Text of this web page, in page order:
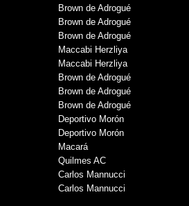
Brown de Adrogué
Brown de Adrogué
Brown de Adrogué
Maccabi Herzliya
Maccabi Herzliya
Brown de Adrogué
Brown de Adrogué
Brown de Adrogué
Deportivo Morón
Deportivo Morón
Macará
Quilmes AC
Carlos Mannucci
Carlos Mannucci